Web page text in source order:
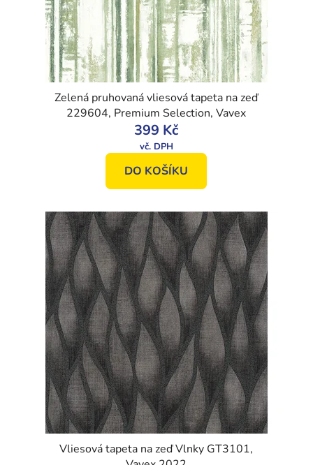
Zelená pruhovaná vliesová tapeta na zeď
229604, Premium Selection, Vavex
399 Kč
DO KOŠÍKU
Vliesová tapeta na zeď Vlnky GT3101,